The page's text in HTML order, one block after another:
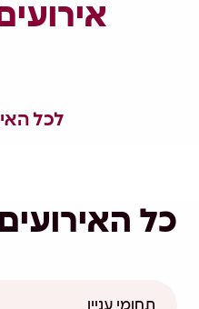
לכל
כל